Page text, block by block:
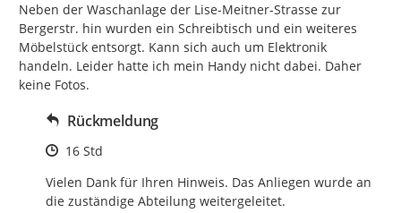
Neben der Waschanlage der Lise-Meitner-Strasse zur
Bergerstr. hin wurden ein Schreibtisch und ein weiteres
Möbelstück entsorgt. Kann sich auch um Elektronik
handeln. Leider hatte ich mein Handy nicht dabei. Daher
keine Fotos.
Rückmeldung
Zeitpunkt des Erstellens
16 Std
Vielen Dank für Ihren Hinweis. Das Anliegen wurde an
die zuständige Abteilung weitergeleitet.